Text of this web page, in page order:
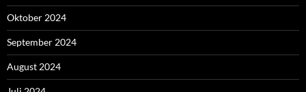
Oktober 2024
September 2024
August 2024